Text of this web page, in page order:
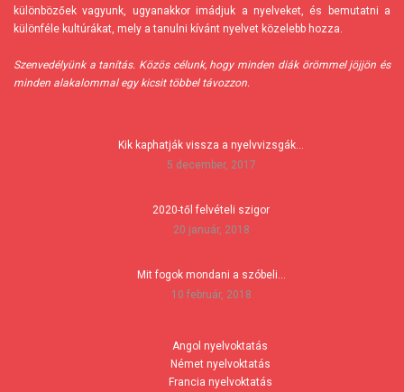
különbözőek vagyunk, ugyanakkor imádjuk a nyelveket, és bemutatni a
különféle kultúrákat, mely a tanulni kívánt nyelvet közelebb hozza.
Szenvedélyünk a tanítás. Közös célunk, hogy minden diák örömmel jöjjön és
minden alakalommal egy kicsit többel távozzon.
Kik kaphatják vissza a nyelvvizsgák…
5 december, 2017
2020-től felvételi szigor
20 január, 2018
Mit fogok mondani a szóbeli…
10 február, 2018
Angol nyelvoktatás
Német nyelvoktatás
Francia nyelvoktatás